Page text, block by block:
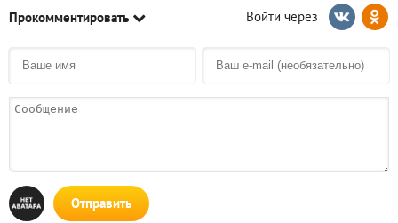
Прокомментировать
Отправить